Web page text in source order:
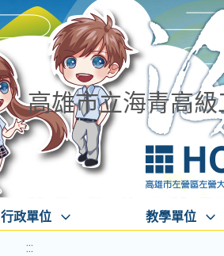
高雄市立海青高
行政單位 教學單位
:::